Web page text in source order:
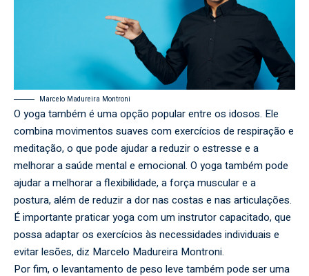
Marcelo Madureira Montroni
O yoga também é uma opção popular entre os idosos. Ele
combina movimentos suaves com exercícios de respiração e
meditação, o que pode ajudar a reduzir o estresse e a
melhorar a saúde mental e emocional. O yoga também pode
ajudar a melhorar a flexibilidade, a força muscular e a
postura, além de reduzir a dor nas costas e nas articulações.
É importante praticar yoga com um instrutor capacitado, que
possa adaptar os exercícios às necessidades individuais e
evitar lesões, diz Marcelo Madureira Montroni.
Por fim, o levantamento de peso leve também pode ser uma